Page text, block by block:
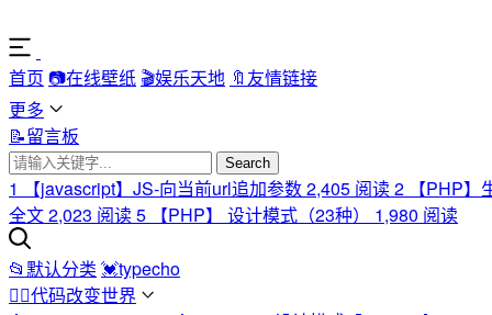
首页 📷在线壁纸 🎬娱乐天地 🔖友情链接
更多
📝留言板
Search
1 【javascript】JS-向当前url追加参数2,405 阅读2
【PHP
全文2,023 阅读5 【PHP】 设计模式（23种） 1,980 阅读
📂默认分类 💓typecho
🏳️‍🌈代码改变世界